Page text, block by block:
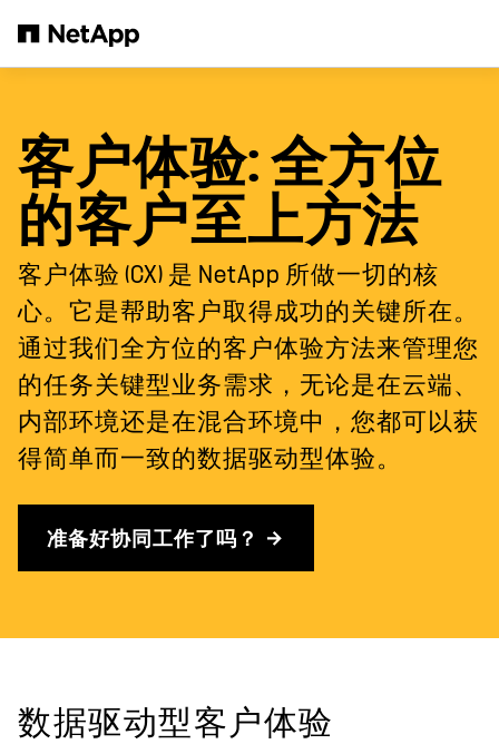
客户体验: 全方位
的客户至上方法
客户体验 (CX) 是 NetApp 所做一切的核
心。它是帮助客户取得成功的关键所在。
通过我们全方位的客户体验方法来管理您
的任务关键型业务需求，无论是在云端、
内部环境还是在混合环境中，您都可以获
得简单而一致的数据驱动型体验。
准备好协同工作了吗？
数据驱动型客户体验